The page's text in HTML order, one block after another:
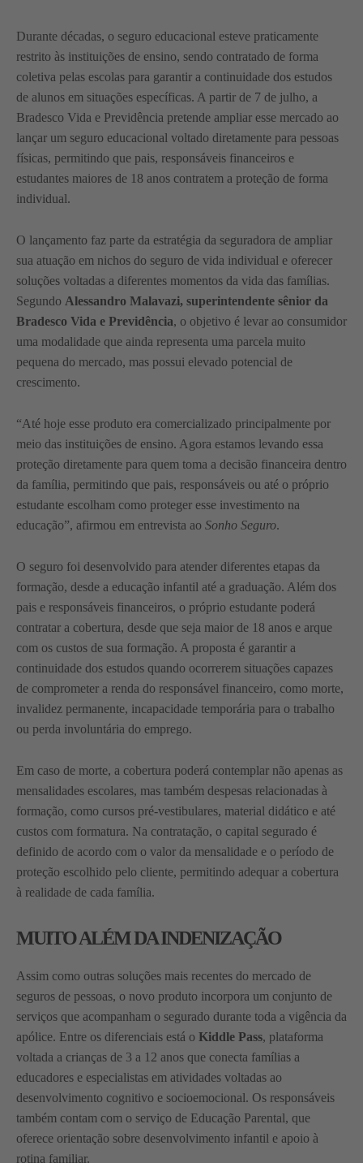
Durante décadas, o seguro educacional esteve praticamente
restrito às instituições de ensino, sendo contratado de forma
coletiva pelas escolas para garantir a continuidade dos estudos
de alunos em situações específicas. A partir de 7 de julho, a
Bradesco Vida e Previdência pretende ampliar esse mercado ao
lançar um seguro educacional voltado diretamente para pessoas
físicas, permitindo que pais, responsáveis financeiros e
estudantes maiores de 18 anos contratem a proteção de forma
individual.
O lançamento faz parte da estratégia da seguradora de ampliar
sua atuação em nichos do seguro de vida individual e oferecer
soluções voltadas a diferentes momentos da vida das famílias.
Segundo Alessandro Malavazi, superintendente sênior da
Bradesco Vida e Previdência, o objetivo é levar ao consumidor
uma modalidade que ainda representa uma parcela muito
pequena do mercado, mas possui elevado potencial de
crescimento.
“Até hoje esse produto era comercializado principalmente por
meio das instituições de ensino. Agora estamos levando essa
proteção diretamente para quem toma a decisão financeira dentro
da família, permitindo que pais, responsáveis ou até o próprio
estudante escolham como proteger esse investimento na
educação”, afirmou em entrevista ao Sonho Seguro.
O seguro foi desenvolvido para atender diferentes etapas da
formação, desde a educação infantil até a graduação. Além dos
pais e responsáveis financeiros, o próprio estudante poderá
contratar a cobertura, desde que seja maior de 18 anos e arque
com os custos de sua formação. A proposta é garantir a
continuidade dos estudos quando ocorrerem situações capazes
de comprometer a renda do responsável financeiro, como morte,
invalidez permanente, incapacidade temporária para o trabalho
ou perda involuntária do emprego.
Em caso de morte, a cobertura poderá contemplar não apenas as
mensalidades escolares, mas também despesas relacionadas à
formação, como cursos pré-vestibulares, material didático e até
custos com formatura. Na contratação, o capital segurado é
definido de acordo com o valor da mensalidade e o período de
proteção escolhido pelo cliente, permitindo adequar a cobertura
à realidade de cada família.
MUITO ALÉM DA INDENIZAÇÃO
Assim como outras soluções mais recentes do mercado de
seguros de pessoas, o novo produto incorpora um conjunto de
serviços que acompanham o segurado durante toda a vigência da
apólice. Entre os diferenciais está o Kiddle Pass, plataforma
voltada a crianças de 3 a 12 anos que conecta famílias a
educadores e especialistas em atividades voltadas ao
desenvolvimento cognitivo e socioemocional. Os responsáveis
também contam com o serviço de Educação Parental, que
oferece orientação sobre desenvolvimento infantil e apoio à
rotina familiar.